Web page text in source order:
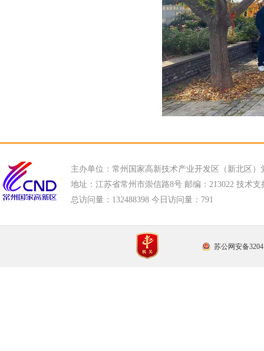
主办单位：常州国家高新技术产业开发区（新北区）
地址：江苏省常州市崇信路8号 邮编：213022 技术支
总访问量： 132488398 今日访问量： 791
苏公网安备